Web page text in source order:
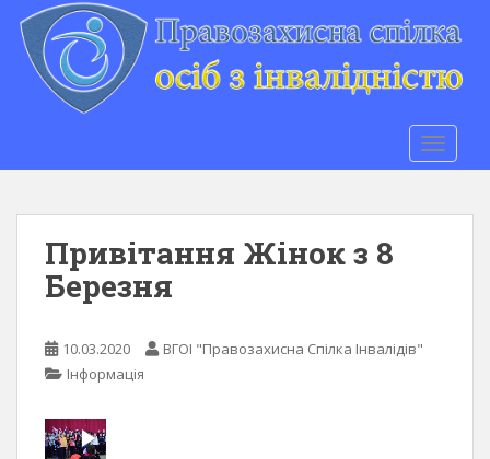
Привітання Жінок з 8
Березня
10.03.2020
ВГОІ "Правозахисна Спілка Інвалідів"
Інформація